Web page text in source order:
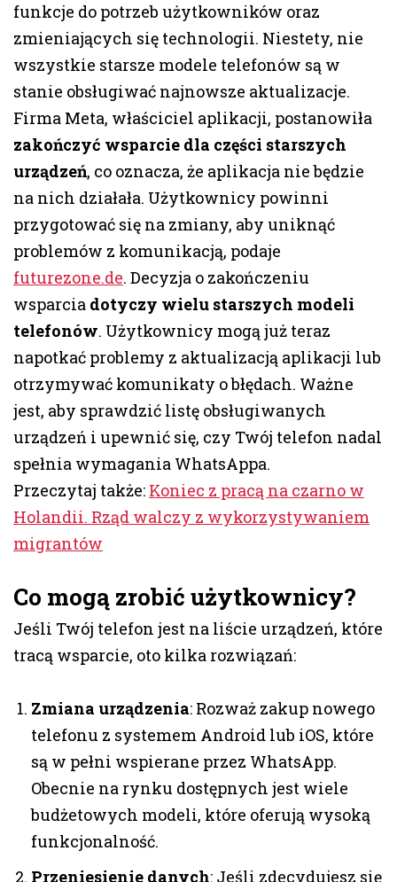
funkcje do potrzeb użytkowników oraz
zmieniających się technologii. Niestety, nie
wszystkie starsze modele telefonów są w
stanie obsługiwać najnowsze aktualizacje.
Firma Meta, właściciel aplikacji, postanowiła
zakończyć wsparcie dla części starszych
urządzeń, co oznacza, że aplikacja nie będzie
na nich działała. Użytkownicy powinni
przygotować się na zmiany, aby uniknąć
problemów z komunikacją, podaje
futurezone.de. Decyzja o zakończeniu
wsparcia dotyczy wielu starszych modeli
telefonów. Użytkownicy mogą już teraz
napotkać problemy z aktualizacją aplikacji lub
otrzymywać komunikaty o błędach. Ważne
jest, aby sprawdzić listę obsługiwanych
urządzeń i upewnić się, czy Twój telefon nadal
spełnia wymagania WhatsAppa.
Przeczytaj także: Koniec z pracą na czarno w
Holandii. Rząd walczy z wykorzystywaniem
migrantów
Co mogą zrobić użytkownicy?
Jeśli Twój telefon jest na liście urządzeń, które
tracą wsparcie, oto kilka rozwiązań:
Zmiana urządzenia: Rozważ zakup nowego
telefonu z systemem Android lub iOS, które
są w pełni wspierane przez WhatsApp.
Obecnie na rynku dostępnych jest wiele
budżetowych modeli, które oferują wysoką
funkcjonalność.
Przeniesienie danych: Jeśli zdecydujesz się